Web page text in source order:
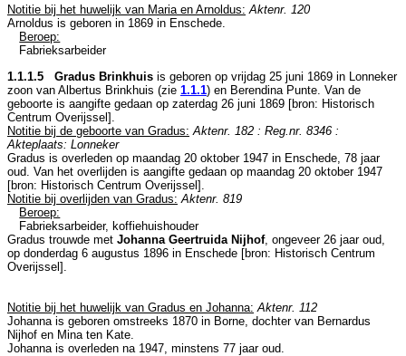
Notitie bij het huwelijk van Maria en Arnoldus: Aktenr. 120
Arnoldus is geboren in 1869 in Enschede.
Beroep:
Fabrieksarbeider
1.1.1.5 Gradus Brinkhuis is geboren op vrijdag 25 juni 1869 in Lonneker
zoon van Albertus Brinkhuis (zie 1.1.1) en Berendina Punte. Van de
geboorte is aangifte gedaan op zaterdag 26 juni 1869 [bron: Historisch
Centrum Overijssel].
Notitie bij de geboorte van Gradus: Aktenr. 182 : Reg.nr. 8346 :
Akteplaats: Lonneker
Gradus is overleden op maandag 20 oktober 1947 in Enschede , 78 jaar
oud. Van het overlijden is aangifte gedaan op maandag 20 oktober 1947
[bron: Historisch Centrum Overijssel].
Notitie bij overlijden van Gradus: Aktenr. 819
Beroep:
Fabrieksarbeider, koffiehuishouder
Gradus trouwde met Johanna Geertruida Nijhof, ongeveer 26 jaar oud,
op donderdag 6 augustus 1896 in Enschede [bron: Historisch Centrum
Overijssel].
Notitie bij het huwelijk van Gradus en Johanna: Aktenr. 112
Johanna is geboren omstreeks 1870 in Borne , dochter van Bernardus
Nijhof en Mina ten Kate.
Johanna is overleden na 1947, minstens 77 jaar oud.